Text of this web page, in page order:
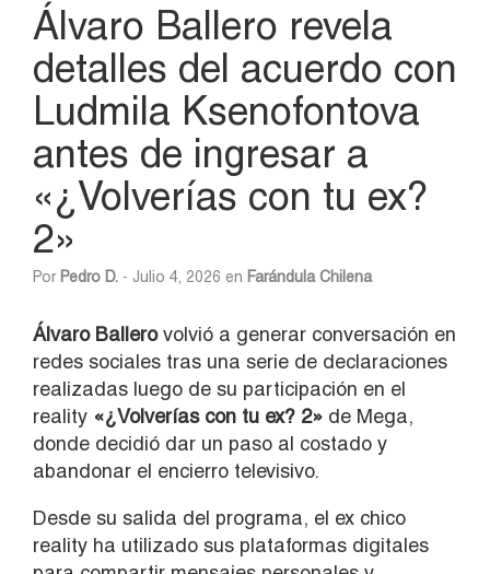
Álvaro Ballero revela
detalles del acuerdo con
Ludmila Ksenofontova
antes de ingresar a
«¿Volverías con tu ex?
2»
Por Pedro D. - Julio 4, 2026 en Farándula Chilena
Álvaro Ballerovolvió a generar conversación en
redes sociales tras una serie de declaraciones
realizadas luego de su participación en el
reality «¿Volverías con tu ex? 2» de Mega,
donde decidió dar un paso al costado y
abandonar el encierro televisivo.
Desde su salida del programa, el ex chico
reality ha utilizado sus plataformas digitales